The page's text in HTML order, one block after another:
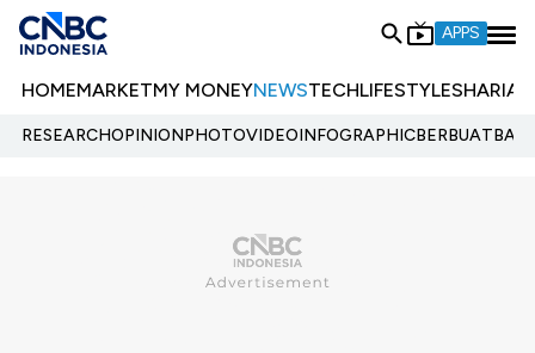
APPS
HOMEMARKETMY MONEYNEWSTECHLIFESTYLESHARIA
RESEARCHOPINIONPHOTOVIDEOINFOGRAPHIC